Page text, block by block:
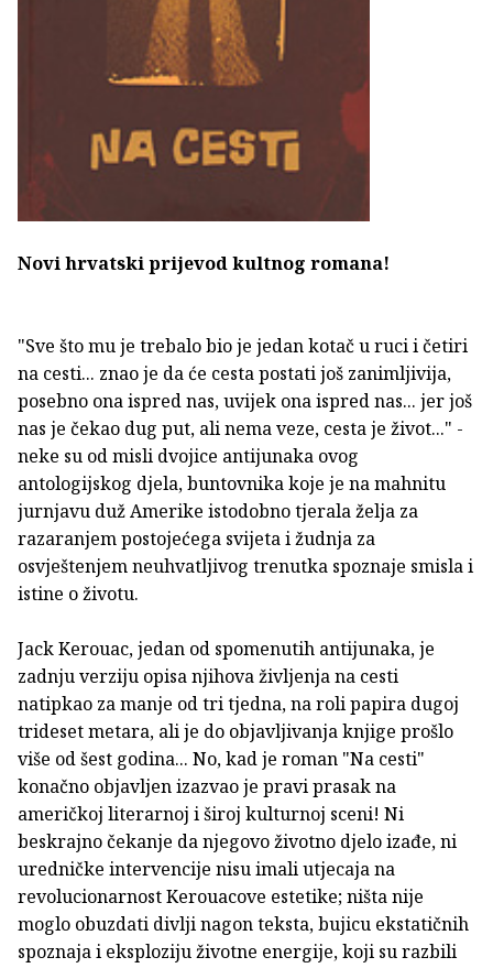
Novi hrvatski prijevod kultnog romana!
"Sve što mu je trebalo bio je jedan kotač u ruci i četiri
na cesti... znao je da će cesta postati još zanimljivija,
posebno ona ispred nas, uvijek ona ispred nas... jer još
nas je čekao dug put, ali nema veze, cesta je život..." -
neke su od misli dvojice antijunaka ovog
antologijskog djela, buntovnika koje je na mahnitu
jurnjavu duž Amerike istodobno tjerala želja za
razaranjem postojećega svijeta i žudnja za
osvještenjem neuhvatljivog trenutka spoznaje smisla i
istine o životu.
Jack Kerouac, jedan od spomenutih antijunaka, je
zadnju verziju opisa njihova življenja na cesti
natipkao za manje od tri tjedna, na roli papira dugoj
trideset metara, ali je do objavljivanja knjige prošlo
više od šest godina... No, kad je roman "Na cesti"
konačno objavljen izazvao je pravi prasak na
američkoj literarnoj i široj kulturnoj sceni! Ni
beskrajno čekanje da njegovo životno djelo izađe, ni
uredničke intervencije nisu imali utjecaja na
revolucionarnost Kerouacove estetike; ništa nije
moglo obuzdati divlji nagon teksta, bujicu ekstatičnih
spoznaja i eksploziju životne energije, koji su razbili